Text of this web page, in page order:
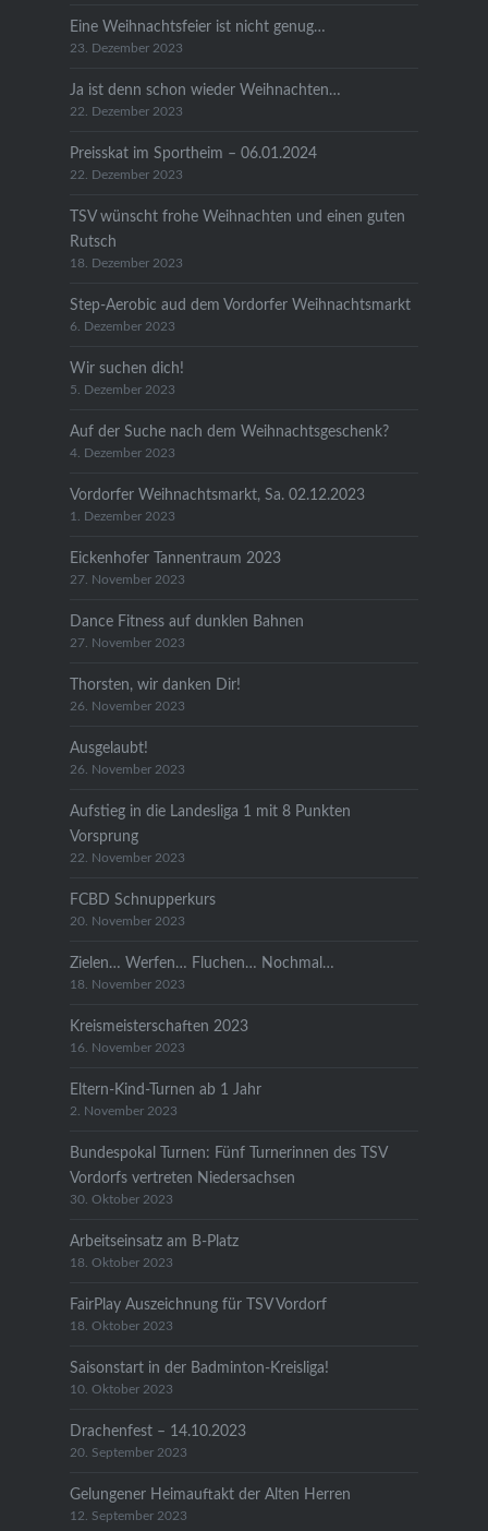
Eine Weihnachtsfeier ist nicht genug…
23. Dezember 2023
Ja ist denn schon wieder Weihnachten…
22. Dezember 2023
Preisskat im Sportheim – 06.01.2024
22. Dezember 2023
TSV wünscht frohe Weihnachten und einen guten
Rutsch
18. Dezember 2023
Step-Aerobic aud dem Vordorfer Weihnachtsmarkt
6. Dezember 2023
Wir suchen dich!
5. Dezember 2023
Auf der Suche nach dem Weihnachtsgeschenk?
4. Dezember 2023
Vordorfer Weihnachtsmarkt, Sa. 02.12.2023
1. Dezember 2023
Eickenhofer Tannentraum 2023
27. November 2023
Dance Fitness auf dunklen Bahnen
27. November 2023
Thorsten, wir danken Dir!
26. November 2023
Ausgelaubt!
26. November 2023
Aufstieg in die Landesliga 1 mit 8 Punkten
Vorsprung
22. November 2023
FCBD Schnupperkurs
20. November 2023
Zielen… Werfen… Fluchen… Nochmal…
18. November 2023
Kreismeisterschaften 2023
16. November 2023
Eltern-Kind-Turnen ab 1 Jahr
2. November 2023
Bundespokal Turnen: Fünf Turnerinnen des TSV
Vordorfs vertreten Niedersachsen
30. Oktober 2023
Arbeitseinsatz am B-Platz
18. Oktober 2023
FairPlay Auszeichnung für TSV Vordorf
18. Oktober 2023
Saisonstart in der Badminton-Kreisliga!
10. Oktober 2023
Drachenfest – 14.10.2023
20. September 2023
Gelungener Heimauftakt der Alten Herren
12. September 2023